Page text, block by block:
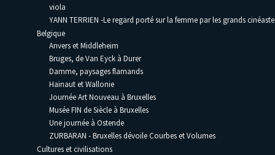
viola
YANN TERRIEN -Le regard porté sur la femme par les grands
Belgique
Anvers et Middleheim
Bruges, de Van Eyck à Durer
Damme, paysages flamands
Hainaut et Wallonie
Journée Art Nouveau à Bruxelles
Musée FIN de Siècle à Bruxelles
Une journée à Ostende
ZURBARAN - Bruxelles dévoile Courbes et Volumes
Cultures et civilisations